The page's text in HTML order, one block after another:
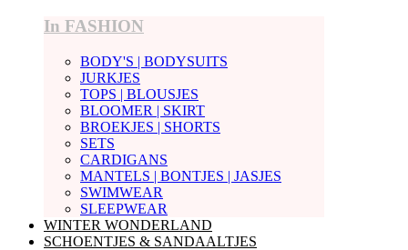
In FASHION
BODY'S | BODYSUITS
JURKJES
TOPS | BLOUSJES
BLOOMER | SKIRT
BROEKJES | SHORTS
SETS
CARDIGANS
MANTELS | BONTJES | JASJES
SWIMWEAR
SLEEPWEAR
WINTER WONDERLAND
SCHOENTJES & SANDAALTJES